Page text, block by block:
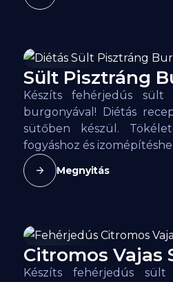
138 kcal
Sült Pisztráng
Készíts fehérjedús sült
burgonyával! Diétás
sütőben készül.
fogyáshoz és
Megnyitás
162kcal
Citromos Vajas
Készíts fehérjedús